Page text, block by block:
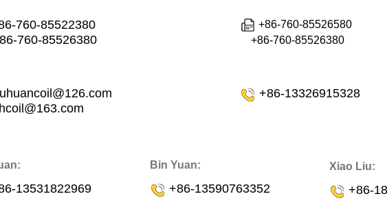
760-85522380
760-85526380
+86-760-85526580
+86-760-85526380
+86-13326915328
13531822969
Bin Yuan:
+86-13590763352
Xiao Liu:
+86-